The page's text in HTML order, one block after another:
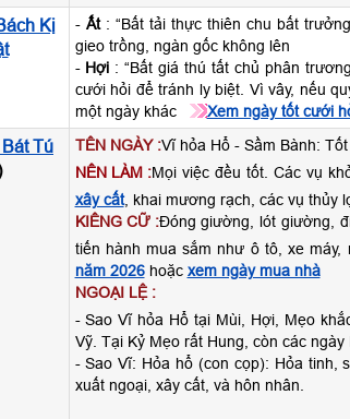
Kị
- Ất: “Bất tải thực thiên chu bất
gieo trồng, ngàn gốc không lên
- Hợi : “Bất giá thú tất chủ phân
cưới hỏi để tránh ly biệt. Vì vây, nếu
một ngày khác
Xem ngày tốt cưới
Tú
TÊN NGÀY :Vĩ hỏa Hổ - Sầm Bành:
NÊN LÀM :Mọi việc đều tốt. Các vụ
xây cất, khai mương rạch, các vụ thủy
KIÊNG CỮ :Đóng giường, lót giường,
tiến hành mua sắm như ô tô, xe máy,
năm 2026hoặc xem ngày mua nhà
NGOẠI LỆ :
- Sao Vĩ hỏa Hổ tại Mùi, Hợi, Mẹo
Vỹ. Tại Kỷ Mẹo rất Hung, còn các
- Sao Vĩ: Hỏa hổ (con cọp): Hỏa tinh,
xuất ngoại, xây cất, và hôn nhân.